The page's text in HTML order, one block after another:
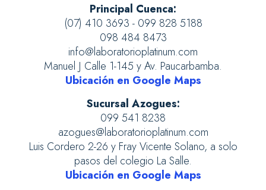
Principal Cuenca:
(07) 410 3693 - 099 828 5188
098 484 8473
info@laboratorioplatinum.com
Manuel J Calle 1-145 y Av. Paucarbamba.
Ubicación en Google Maps
Sucursal Azogues:
099 541 8238
azogues@laboratorioplatinum.com
Luis Cordero 2-26 y Fray Vicente Solano, a solo
pasos del colegio La Salle.
Ubicación en Google Maps